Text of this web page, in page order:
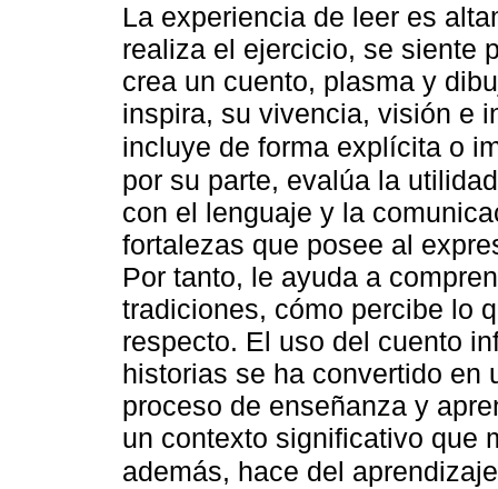
La experiencia de leer es
realiza el ejercicio, se siente
crea un cuento, plasma y
inspira, su vivencia, visión e
incluye de forma explícita o
por su parte, evalúa la
con el lenguaje y la
fortalezas que posee al
Por tanto, le ayuda a
tradiciones, cómo percibe lo
respecto. El uso del cuento
historias se ha convertido en
proceso de enseñanza y
un contexto significativo que
además, hace del